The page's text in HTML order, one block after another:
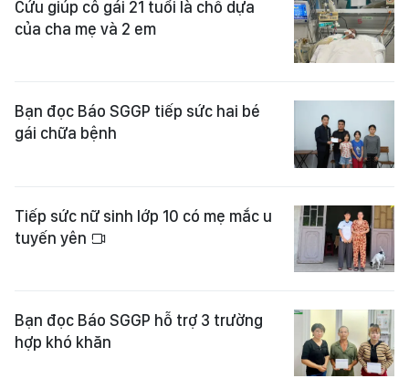
Cứu giúp cô gái 21 tuổi là chỗ dựa
của cha mẹ và 2 em
Bạn đọc Báo SGGP tiếp sức hai bé
gái chữa bệnh
Tiếp sức nữ sinh lớp 10 có mẹ mắc u
tuyến yên
Bạn đọc Báo SGGP hỗ trợ 3 trường
hợp khó khăn